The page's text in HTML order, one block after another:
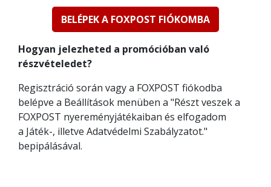
BELÉPEK A FOXPOST FIÓKOMBA
Hogyan jelezheted a promócióban való
részvételedet?
Regisztráció során vagy a FOXPOST fiókodba
belépve a Beállítások menüben a "Részt veszek a
FOXPOST nyereményjátékaiban és elfogadom
a Játék-, illetve Adatvédelmi Szabályzatot."
bepipálásával.